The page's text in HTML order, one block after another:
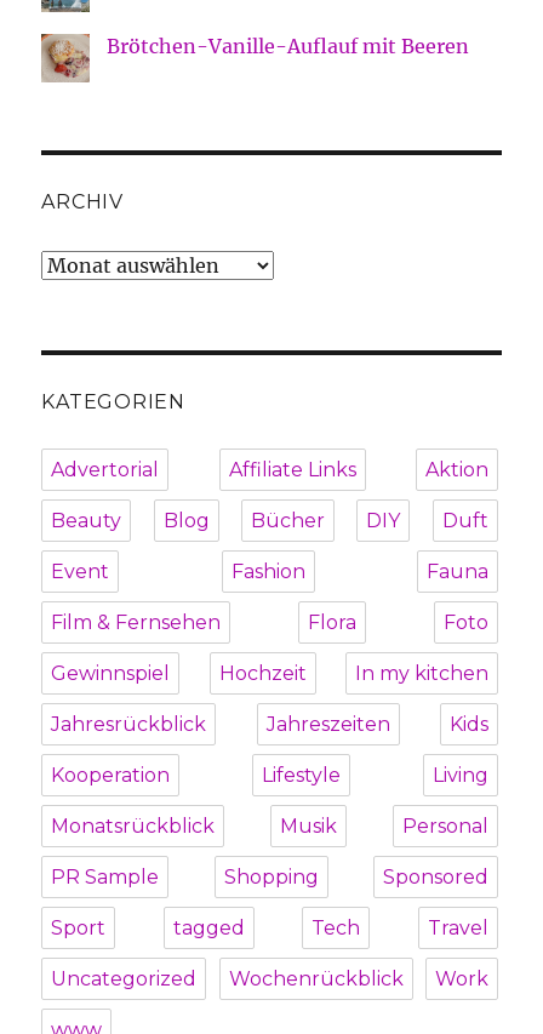
Brötchen-Vanille-Auflauf mit Beeren
ARCHIV
Archiv
KATEGORIEN
Advertorial Affiliate Links Aktion
Beauty Blog Bücher DIY Duft
Event Fashion Fauna
Film & Fernsehen Flora Foto
Gewinnspiel Hochzeit In my kitchen
Jahresrückblick Jahreszeiten Kids
Kooperation Lifestyle Living
Monatsrückblick Musik Personal
PR Sample Shopping Sponsored
Sport tagged Tech Travel
Uncategorized Wochenrückblick Work